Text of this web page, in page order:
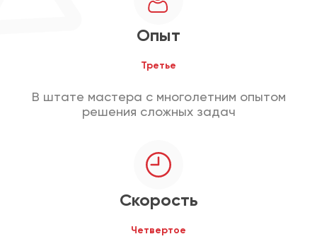
Опыт
Третье
В штате мастера с многолетним опытом
решения сложных задач
Скорость
Четвертое